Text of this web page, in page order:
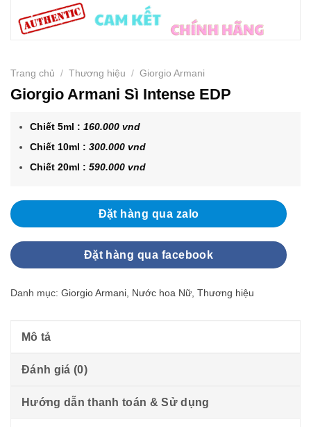
Trang chủ / Thương hiệu / Giorgio Armani
Giorgio Armani Sì Intense EDP
Chiết 5ml :160.000 vnd
Chiết 10ml :300.000 vnd
Chiết 20ml :590.000 vnd
Đặt hàng qua zalo
Đặt hàng qua facebook
Danh mục: Giorgio Armani Nước hoa Nữ Thương hiệu
Mô tả
Đánh giá (0)
Hướng dẫn thanh toán & Sử dụng